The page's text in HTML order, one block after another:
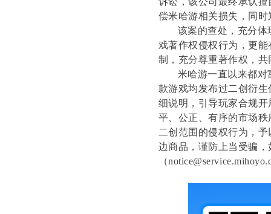
偿米哈游相关损失，同
该案的查处，充分
戏著作权侵权行为，更
制，充分尊重著作权，
米哈游一直以来都
款游戏均发布过二创衍
细说明，引导玩家合规
平、公正、有序的市场
二创范围的侵权行为，
边商品，谨防上当受骗
（